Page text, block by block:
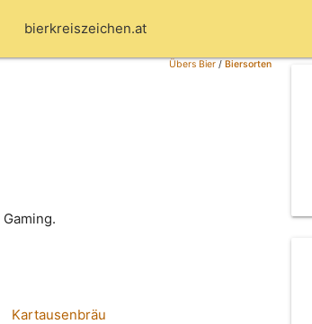
bierkreiszeichen.at
Übers Bier/Biersorten
Kartausenbräu